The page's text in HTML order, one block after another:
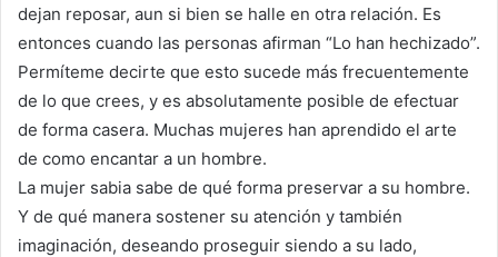
dejan reposar, aun si bien se halle en otra relación. Es
entonces cuando las personas afirman “Lo han hechizado”.
Permíteme decirte que esto sucede más frecuentemente
de lo que crees, y es absolutamente posible de efectuar
de forma casera. Muchas mujeres han aprendido el arte
de como encantar a un hombre.
La mujer sabia sabe de qué forma preservar a su hombre.
Y de qué manera sostener su atención y también
imaginación, deseando proseguir siendo a su lado,